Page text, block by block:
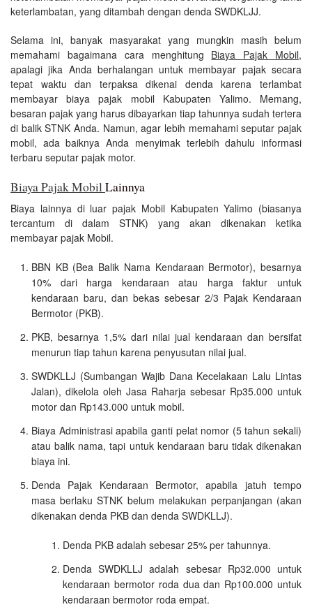
keterlambatan, yang ditambah dengan denda SWDKLJJ.
Selama ini, banyak masyarakat yang mungkin masih belum
memahami bagaimana cara menghitung Biaya Pajak Mobil,
apalagi jika Anda berhalangan untuk membayar pajak secara
tepat waktu dan terpaksa dikenai denda karena terlambat
membayar biaya pajak mobil Kabupaten Yalimo. Memang,
besaran pajak yang harus dibayarkan tiap tahunnya sudah tertera
di balik STNK Anda. Namun, agar lebih memahami seputar pajak
mobil, ada baiknya Anda menyimak terlebih dahulu informasi
terbaru seputar pajak motor.
Biaya Pajak MobilLainnya
Biaya lainnya di luar pajak Mobil Kabupaten Yalimo (biasanya
tercantum di dalam STNK) yang akan dikenakan ketika
membayar pajak Mobil.
BBN KB (Bea Balik Nama Kendaraan Bermotor), besarnya
10% dari harga kendaraan atau harga faktur untuk
kendaraan baru, dan bekas sebesar 2/3 Pajak Kendaraan
Bermotor (PKB).
PKB, besarnya 1,5% dari nilai jual kendaraan dan bersifat
menurun tiap tahun karena penyusutan nilai jual.
SWDKLLJ (Sumbangan Wajib Dana Kecelakaan Lalu Lintas
Jalan), dikelola oleh Jasa Raharja sebesar Rp35.000 untuk
motor dan Rp143.000 untuk mobil.
Biaya Administrasi apabila ganti pelat nomor (5 tahun sekali)
atau balik nama, tapi untuk kendaraan baru tidak dikenakan
biaya ini.
Denda Pajak Kendaraan Bermotor, apabila jatuh tempo
masa berlaku STNK belum melakukan perpanjangan (akan
dikenakan denda PKB dan denda SWDKLLJ).
Denda PKB adalah sebesar 25% per tahunnya.
Denda SWDKLLJ adalah sebesar Rp32.000 untuk
kendaraan bermotor roda dua dan Rp100.000 untuk
kendaraan bermotor roda empat.